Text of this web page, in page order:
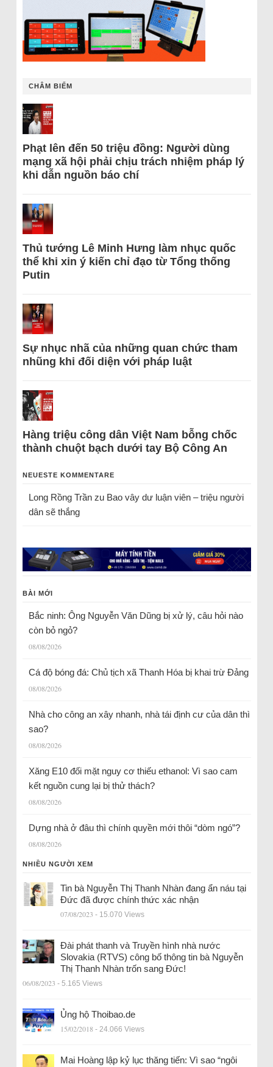
CHÂM BIẾM
Phạt lên đến 50 triệu đồng: Người dùng
mạng xã hội phải chịu trách nhiệm pháp lý
khi dẫn nguồn báo chí
Thủ tướng Lê Minh Hưng làm nhục quốc
thể khi xin ý kiến chỉ đạo từ Tổng thống
Putin
Sự nhục nhã của những quan chức tham
nhũng khi đối diện với pháp luật
Hàng triệu công dân Việt Nam bỗng chốc
thành chuột bạch dưới tay Bộ Công An
NEUESTE KOMMENTARE
Long Rồng Trầnzu Bao vây dư luận viên – triệu người
dân sẽ thắng
BÀI MỚI
Bắc ninh: Ông Nguyễn Văn Dũng bị xử lý, câu hỏi nào
còn bỏ ngỏ?
08/08/2026
Cá độ bóng đá: Chủ tịch xã Thanh Hóa bị khai trừ Đảng
08/08/2026
Nhà cho công an xây nhanh, nhà tái định cư của dân thì
sao?
08/08/2026
Xăng E10 đối mặt nguy cơ thiếu ethanol: Vì sao cam
kết nguồn cung lại bị thử thách?
08/08/2026
Dựng nhà ở đâu thì chính quyền mới thôi “dòm ngó”?
08/08/2026
NHIỀU NGƯỜI XEM
Tin bà Nguyễn Thị Thanh Nhàn đang ẩn náu tại
Đức đã được chính thức xác nhận
07/08/2023 - 15.070 Views
Đài phát thanh và Truyền hình nhà nước
Slovakia (RTVS) công bố thông tin bà Nguyễn
Thị Thanh Nhàn trốn sang Đức!
06/08/2023 - 5.165 Views
Ủng hộ Thoibao.de
15/02/2018 - 24.066 Views
Mai Hoàng lập kỷ lục thăng tiến: Vì sao “ngôi